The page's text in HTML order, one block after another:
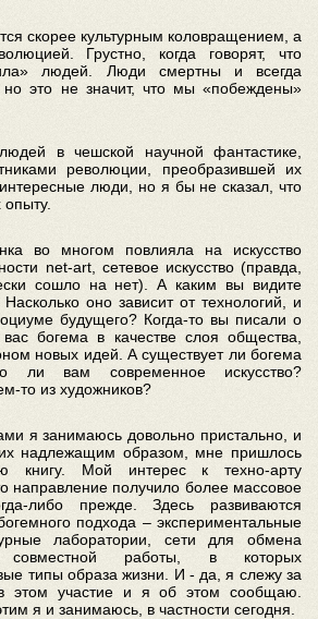
скорее культурным коловращением, а
Грустно, когда говорят, что
людей. Люди смертны и всегда
но это не значит, что мы «побеждены»
в чешской научной фантастике,
революции, преобразившей их
люди, но я бы не сказал, что
опыту.
во многом повлияла на искусство
net-art, сетевое искусство (правда,
сошло на нет). А каким вы видите
Насколько оно зависит от технологий, и
будущего? Когда-то вы писали о
богема в качестве слоя общества,
новых идей. А существует ли богема
ли вам современное искусство?
то из художников?
я занимаюсь довольно пристально, и
надлежащим образом, мне пришлось
книгу. Мой интерес к техно-арту
направление получило более массовое
либо прежде. Здесь развиваются
подхода – экспериментальные
лаборатории, сети для обмена
работы, в которых
типы образа жизни. И - да, я слежу за
этом участие и я об этом сообщаю.
я и занимаюсь, в частности сегодня.